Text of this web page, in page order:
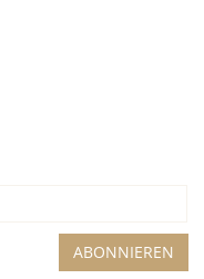
ABONNIEREN